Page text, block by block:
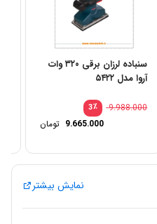
سنباده لرزان برقی ۳۲۰ وات
آروا مدل ۵۴۲۲
٪3
9.988.000
9.665.000 تومان
نمایش بیشتر